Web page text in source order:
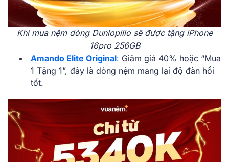
Khi mua nệm dòng Dunlopillo sẽ được tặng iPhone
16pro 256GB
Amando Elite Original: Giảm giá 40% hoặc “Mua
1 Tặng 1”, đây là dòng nệm mang lại độ đàn hồi
tốt.